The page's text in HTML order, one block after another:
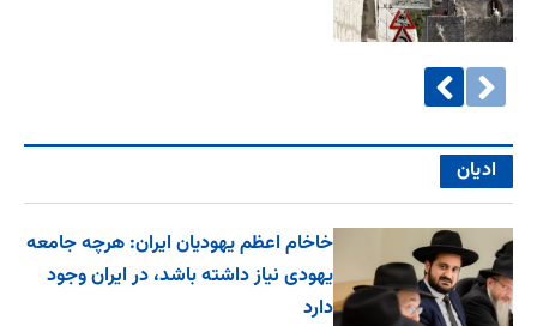
ادیان
خاخام اعظم یهودیان ایران: هرچه جامعه
یهودی نیاز داشته باشد، در ایران وجود
دارد